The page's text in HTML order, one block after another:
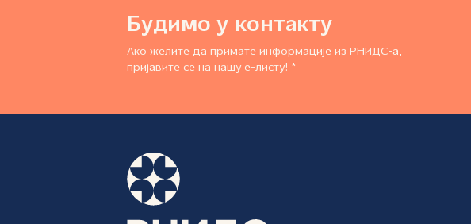
Будимо у контакту
Ако желите да примате информације из РНИДС-а,
пријавите се на нашу е-листу! *